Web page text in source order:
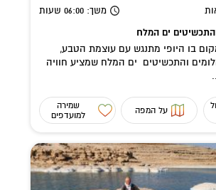
משך: 06:00 שעות
ים המלח
בו היופי מתנגש עם עוצמת הטבע,
והתכשיטים ים המלח שמציע חוויה
על המפה
שמירה
למועדפים